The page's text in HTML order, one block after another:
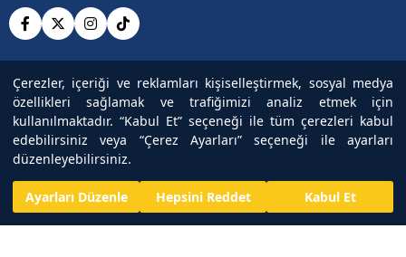
Çerezler, içeriği ve reklamları kişiselleştirmek, sosyal medya
özellikleri sağlamak ve trafiğimizi analiz etmek için
kullanılmaktadır. “Kabul Et” seçeneği ile tüm çerezleri kabul
edebilirsiniz veya “Çerez Ayarları” seçeneği ile ayarları
düzenleyebilirsiniz.
Ayarları Düzenle Hepsini Reddet Kabul Et
₺4.549,00 ₺3.411,75
Şartlar ve KoşullarGizlilik Politikası
Güvenli Ödeme
Copyright© 2025NAOSAll rights reserved.